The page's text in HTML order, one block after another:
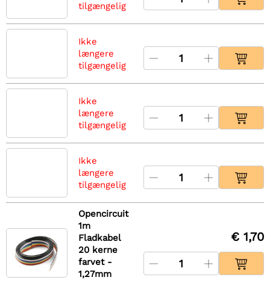
tilgængelig
Ikke
længere
tilgængelig
Ikke
længere
tilgængelig
Ikke
længere
tilgængelig
Opencircuit
1m
Fladkabel
20 kerne
farvet -
1,27mm
€ 1,70